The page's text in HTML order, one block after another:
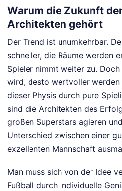
Warum die Zukunft
Architekten gehört
Der Trend ist unumkehrbar.
schneller, die Räume werden
Spieler nimmt weiter zu.
wird, desto wertvoller werden
dieser Physis durch pure
sind die Architekten des
großen Superstars agieren
Unterschied zwischen einer
exzellenten Mannschaft
Man muss sich von der Idee
Fußball durch individuelle